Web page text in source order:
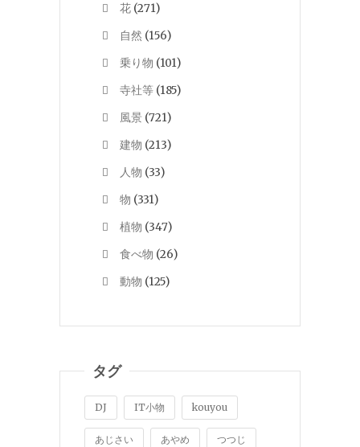
花 (271)
自然 (156)
乗り物 (101)
寺社等 (185)
風景 (721)
建物 (213)
人物 (33)
物 (331)
植物 (347)
食べ物 (26)
動物 (125)
タグ
DJ IT小物 kouyou
あじさい あやめ つつじ